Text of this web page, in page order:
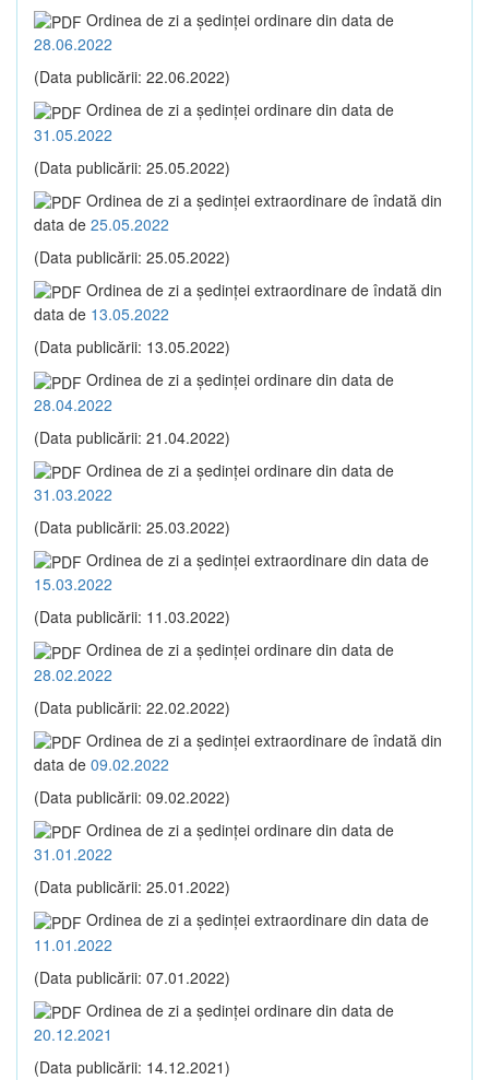
Ordinea de zi a şedinţei ordinare din data de
28.06.2022
(Data publicării: 22.06.2022)
Ordinea de zi a şedinţei ordinare din data de
31.05.2022
(Data publicării: 25.05.2022)
Ordinea de zi a şedinţei extraordinare de îndată din
data de 25.05.2022
(Data publicării: 25.05.2022)
Ordinea de zi a şedinţei extraordinare de îndată din
data de 13.05.2022
(Data publicării: 13.05.2022)
Ordinea de zi a şedinţei ordinare din data de
28.04.2022
(Data publicării: 21.04.2022)
Ordinea de zi a şedinţei ordinare din data de
31.03.2022
(Data publicării: 25.03.2022)
Ordinea de zi a şedinţei extraordinare din data de
15.03.2022
(Data publicării: 11.03.2022)
Ordinea de zi a şedinţei ordinare din data de
28.02.2022
(Data publicării: 22.02.2022)
Ordinea de zi a şedinţei extraordinare de îndată din
data de 09.02.2022
(Data publicării: 09.02.2022)
Ordinea de zi a şedinţei ordinare din data de
31.01.2022
(Data publicării: 25.01.2022)
Ordinea de zi a şedinţei extraordinare din data de
11.01.2022
(Data publicării: 07.01.2022)
Ordinea de zi a şedinţei ordinare din data de
20.12.2021
(Data publicării: 14.12.2021)